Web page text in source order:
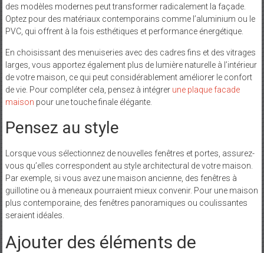
des modèles modernes peut transformer radicalement la façade.
Optez pour des matériaux contemporains comme l’aluminium ou le
PVC, qui offrent à la fois esthétiques et performance énergétique.
En choisissant des menuiseries avec des cadres fins et des vitrages
larges, vous apportez également plus de lumière naturelle à l’intérieur
de votre maison, ce qui peut considérablement améliorer le confort
de vie. Pour compléter cela, pensez à intégrer une plaque facade
maison pour une touche finale élégante.
Pensez au style
Lorsque vous sélectionnez de nouvelles fenêtres et portes, assurez-
vous qu’elles correspondent au style architectural de votre maison.
Par exemple, si vous avez une maison ancienne, des fenêtres à
guillotine ou à meneaux pourraient mieux convenir. Pour une maison
plus contemporaine, des fenêtres panoramiques ou coulissantes
seraient idéales.
Ajouter des éléments de